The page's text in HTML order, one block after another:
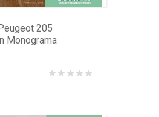
205
Monograma